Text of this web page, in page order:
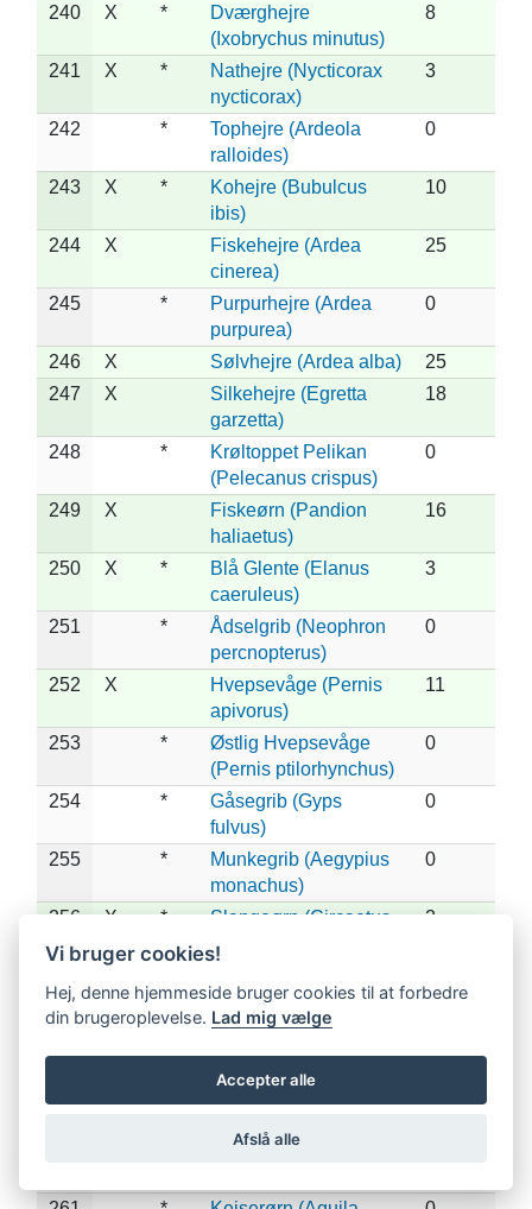
240 X *
Dværghejre
(Ixobrychus minutus)
8
241 X *
Nathejre (Nycticorax
nycticorax)
3
242 *
Tophejre (Ardeola
ralloides)
0
243 X *
Kohejre (Bubulcus
ibis)
10
244 X
Fiskehejre (Ardea
cinerea)
25
245 *
Purpurhejre (Ardea
purpurea)
0
246 X Sølvhejre (Ardea alba)
25
247
X
Silkehejre (Egretta
garzetta)
18
248 *
Krøltoppet Pelikan
(Pelecanus crispus)
0
249 X
Fiskeørn (Pandion
haliaetus)
16
250 X *
Blå Glente (Elanus
caeruleus)
3
251 *
Ådselgrib (Neophron
percnopterus)
0
252 X
Hvepsevåge (Pernis
apivorus)
11
253 *
Østlig Hvepsevåge
(Pernis ptilorhynchus)
0
254 *
Gåsegrib (Gyps
fulvus)
0
255 *
Munkegrib (Aegypius
monachus)
0
256 X *
Slangeørn (Circaetus
gallicus)
2
(Clanga pomarina)
X
Stor Skrigeørn
(Clanga clanga)
Dværgørn (Hieraaetus
Steppeørn (Aquila
Vi bruger cookies!
Hej, denne hjemmeside bruger cookies til at forbedre
din brugeroplevelse. Lad mig vælge
Accepter alle
Afslå alle